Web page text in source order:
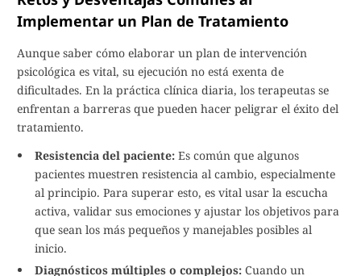
Implementar un Plan de Tratamiento
Aunque saber cómo elaborar un plan de intervención
psicológica es vital, su ejecución no está exenta de
dificultades. En la práctica clínica diaria, los terapeutas se
enfrentan a barreras que pueden hacer peligrar el éxito del
tratamiento.
Resistencia del paciente: Es común que algunos
pacientes muestren resistencia al cambio, especialmente
al principio. Para superar esto, es vital usar la escucha
activa, validar sus emociones y ajustar los objetivos para
que sean los más pequeños y manejables posibles al
inicio.
Diagnósticos múltiples o complejos: Cuando un